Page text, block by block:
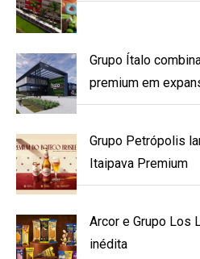
Grupo Ítalo
premium em
Grupo Petrópolis
Itaipava Premium
Arcor e Grupo Los
inédita